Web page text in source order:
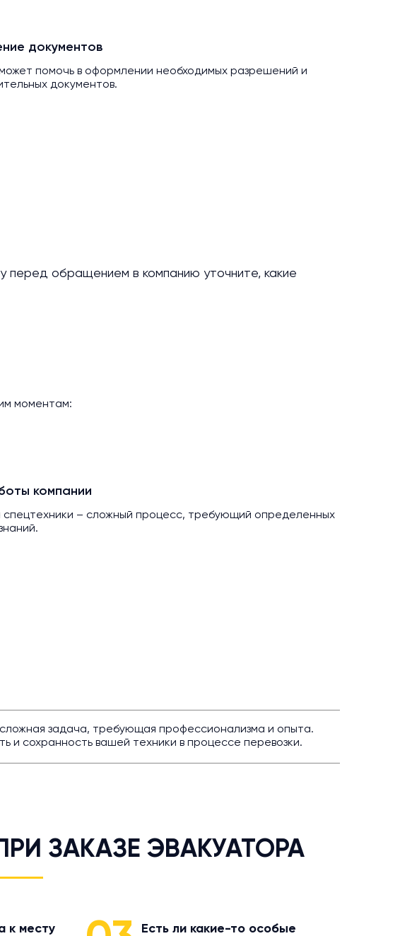
документов
помочь в оформлении необходимых разрешений и
документов.
перед обращением в компанию уточните, какие
моментам:
компании
спецтехники – сложный процесс, требующий определенных
задача, требующая профессионализма и опыта.
и сохранность вашей техники в процессе перевозки.
ЗАКАЗЕ ЭВАКУАТОРА
к месту Есть ли какие-то особые